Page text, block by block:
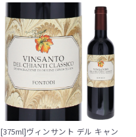
[375ml]ヴィンサント デル キャン